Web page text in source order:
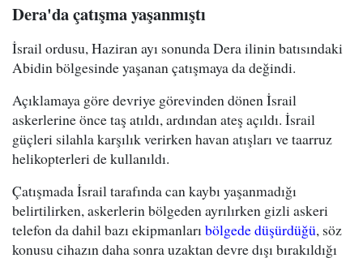
Dera'da çatışma yaşanmıştı
İsrail ordusu, Haziran ayı sonunda Dera ilinin batısındaki
Abidin bölgesinde yaşanan çatışmaya da değindi.
Açıklamaya göre devriye görevinden dönen İsrail
askerlerine önce taş atıldı, ardından ateş açıldı. İsrail
güçleri silahla karşılık verirken havan atışları ve taarruz
helikopterleri de kullanıldı.
Çatışmada İsrail tarafında can kaybı yaşanmadığı
belirtilirken, askerlerin bölgeden ayrılırken gizli askeri
telefon da dahil bazı ekipmanları bölgede düşürdüğü, söz
konusu cihazın daha sonra uzaktan devre dışı bırakıldığı